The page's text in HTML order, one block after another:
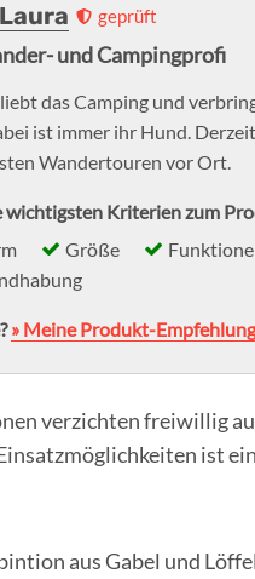
Laura geprüft
und Campingprofi
das Camping und
ist immer ihr Hund.
Wandertouren vor Ort.
wichtigsten Kriterien zum
Größe
» Meine Produkt-
verzichten freiwillig
ist
aus Gabel und